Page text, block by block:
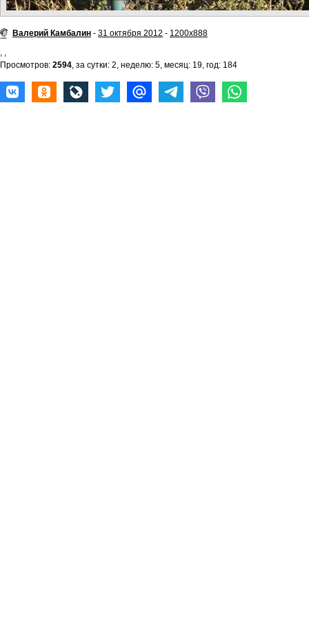
Валерий Камбалин - 31 октября 2012 - 1200x888
, ,
Просмотров: 2594, за сутки: 2, неделю: 5, месяц: 19, год: 184